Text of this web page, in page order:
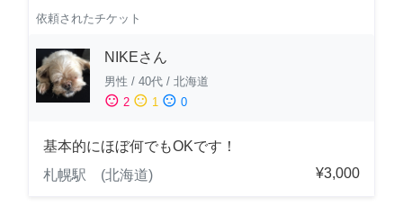
依頼されたチケット
NIKEさん
男性 / 40代 / 北海道
sentiment_satisfied 2 sentiment_neutral 1 sentiment_dissatisfied 0
基本的にほぼ何でもOKです！
札幌駅 (北海道)
¥3,000